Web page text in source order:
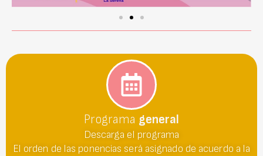
Programa general
Descarga el programa
El orden de las ponencias será asignado de acuerdo a la